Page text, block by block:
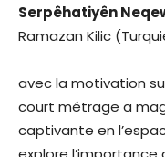
Serpêhatiyên
Ramazan Kilic
avec la motivation
court métrage a
captivante en